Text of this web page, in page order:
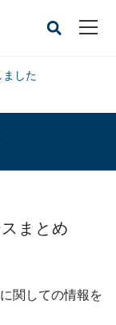
した
まとめ
関しての情報を